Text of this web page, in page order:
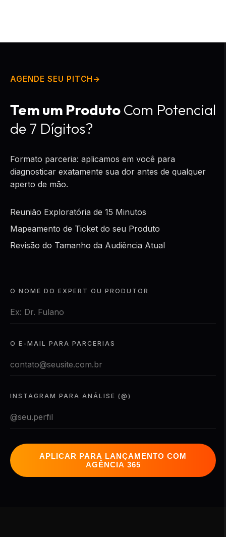
AGENDE SEU PITCH
Tem um ProdutoCom Potencial
de 7 Dígitos?
Formato parceria: aplicamos em você para
diagnosticar exatamente sua dor antes de qualquer
aperto de mão.
Reunião Exploratória de 15 Minutos
Mapeamento de Ticket do seu Produto
Revisão do Tamanho da Audiência Atual
O NOME DO EXPERT OU PRODUTOR
O E-MAIL PARA PARCERIAS
INSTAGRAM PARA ANÁLISE (@)
APLICAR PARA LANÇAMENTO COM
AGÊNCIA 365